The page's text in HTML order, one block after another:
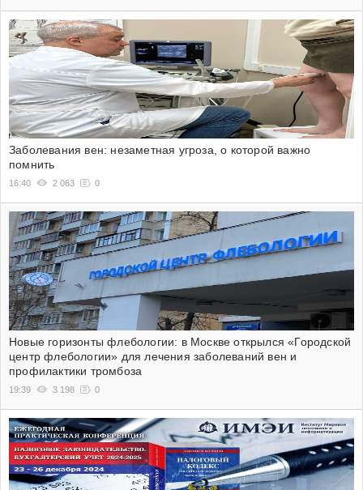
Заболевания вен: незаметная угроза, о которой важно
помнить
16:40 2 063 0
Новые горизонты флебологии: в Москве открылся «Городской
центр флебологии» для лечения заболеваний вен и
профилактики тромбоза
19:39 3 198 0